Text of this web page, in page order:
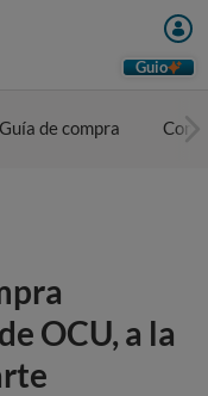
Guio
Guía de compra
OCU, a la